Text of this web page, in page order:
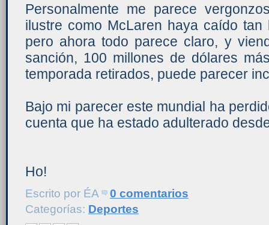
Personalmente me parece
ilustre como McLaren haya caído
pero ahora todo parece claro, y
sanción, 100 millones de dólares
temporada retirados, puede parecer
Bajo mi parecer este mundial ha
cuenta que ha estado adulterado
Ho!
Escrito por ÉA
0 comentarios
Categorías: Deportes